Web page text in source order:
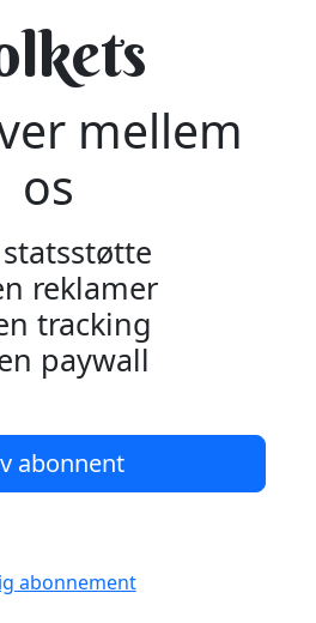
mellem
os
reklamer
tracking
paywall
abonnent
abonnement